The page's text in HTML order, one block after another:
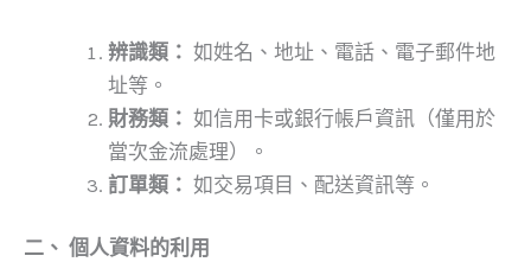
辨識類： 如姓名、地址、電話、電子郵件地
址等。
財務類： 如信用卡或銀行帳戶資訊（僅用於
當次金流處理）。
訂單類： 如交易項目、配送資訊等。
二、 個人資料的利用